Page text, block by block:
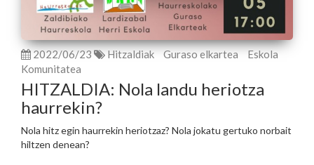
2022/06/23 Hitzaldiak Guraso elkartea
Eskola
Komunitatea
HITZALDIA: Nola landu heriotza
haurrekin?
Nola hitz egin haurrekin heriotzaz? Nola jokatu gertuko norbait
hiltzen denean?